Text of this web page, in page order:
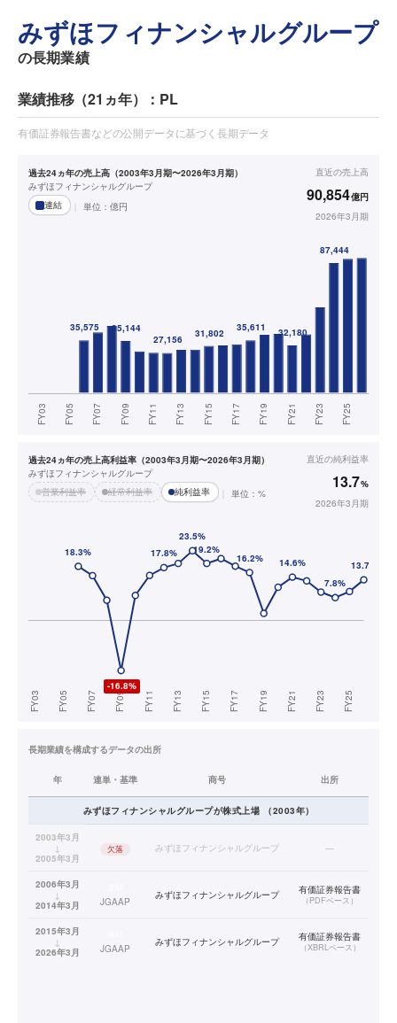
みずほフィナンシャルグループ
の長期業績
業績推移（21ヵ年）：PL
有価証券報告書などの公開データに基づく長期データ
過去24ヵ年の売上高（2003年3月期〜2026年3月期）
みずほフィナンシャルグループ
連結
単位： 億円
直近の売上高
90,854億円
2026年3月期
過去24ヵ年の売上高利益率（2003年3月期〜2026年3月期）
みずほフィナンシャルグループ
営業利益率
経常利益率 純利益率 単位：%
直近の純利益率
13.7%
2026年3月期
長期業績を構成するデータの出所
年 連単・基準 商号 出所
みずほフィナンシャルグループが株式上場 （2003年）
2003年3月
↓
2005年3月
欠落 みずほフィナンシャルグループ —
2006年3月
↓
2014年3月
JGAAP
みずほフィナンシャルグループ 有価証券報告書
（PDFベース）
2015年3月
↓
2026年3月
JGAAP
みずほフィナンシャルグループ 有価証券報告書
（XBRLベース）